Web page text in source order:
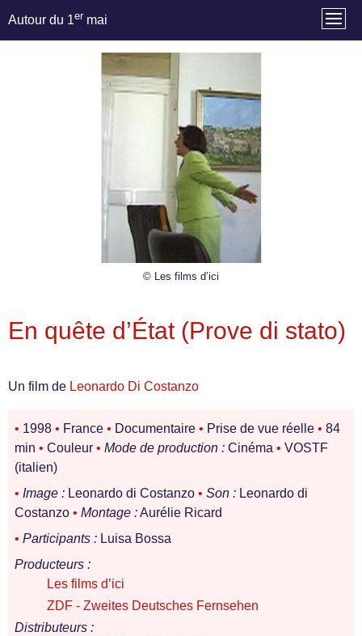
Autour du 1er mai
© Les films d’ici
En quête d’État (Prove di stato)
Un film de Leonardo Di Costanzo
• 1998 • France • Documentaire • Prise de vue réelle • 84
min • Couleur • Mode de production : Cinéma • VOSTF
(italien)
• Image : Leonardo di Costanzo • Son : Leonardo di
Costanzo • Montage :Aurélie Ricard
• Participants : Luisa Bossa
Producteurs :
Les films d’ici
ZDF - Zweites Deutsches Fernsehen
Distributeurs :